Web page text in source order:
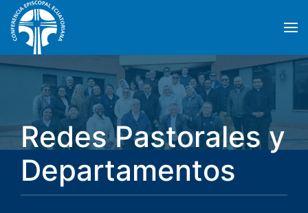
Skip to main content
Redes Pastorales y
Departamentos